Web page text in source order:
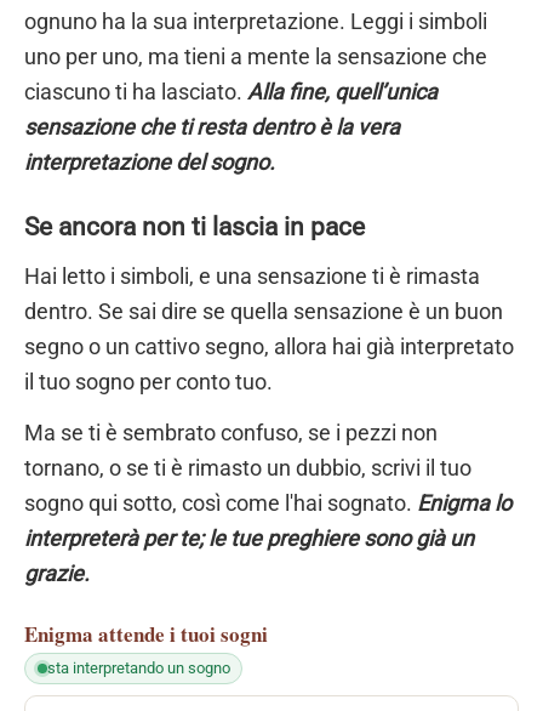
ognuno ha la sua interpretazione. Leggi i simboli
uno per uno, ma tieni a mente la sensazione che
ciascuno ti ha lasciato. Alla fine, quell’unica
sensazione che ti resta dentro è la vera
interpretazione del sogno.
Se ancora non ti lascia in pace
Hai letto i simboli, e una sensazione ti è rimasta
dentro. Se sai dire se quella sensazione è un buon
segno o un cattivo segno, allora hai già interpretato
il tuo sogno per conto tuo.
Ma se ti è sembrato confuso, se i pezzi non
tornano, o se ti è rimasto un dubbio, scrivi il tuo
sogno qui sotto, così come l'hai sognato. Enigma lo
interpreterà per te; le tue preghiere sono già un
grazie.
Enigma attende i tuoi sogni
sta interpretando un sogno